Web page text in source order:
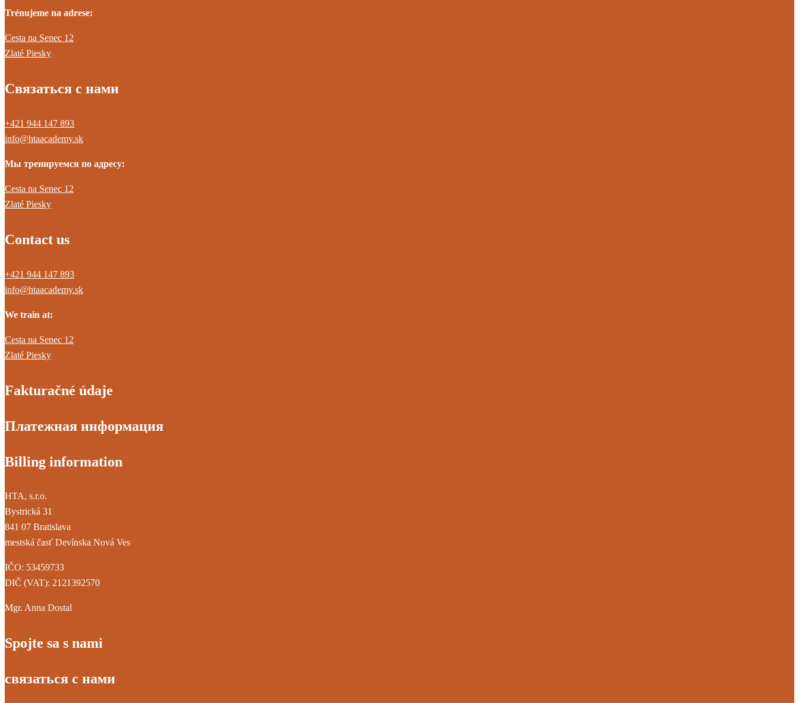
Trénujeme na adrese:
Cesta na Senec 12
Zlaté Piesky
Связаться с нами
+421 944 147 893
info@htaacademy.sk
Мы тренируемся по адресу:
Cesta na Senec 12
Zlaté Piesky
Contact us
+421 944 147 893
info@htaacademy.sk
We train at:
Cesta na Senec 12
Zlaté Piesky
Fakturačné údaje
Платежная информация
Billing information
HTA, s.r.o.
Bystrická 31
841 07 Bratislava
mestská časť Devínska Nová Ves
IČO: 53459733
DIČ (VAT): 2121392570
Mgr. Anna Dostal
Spojte sa s nami
связаться с нами